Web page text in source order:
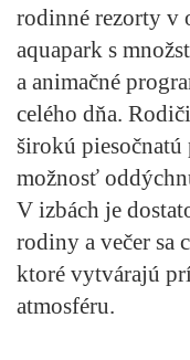
rodinné rezorty v
aquapark s
a animačné
celého dňa.
širokú piesočnatú
možnosť
V izbách je
rodiny a večer sa
ktoré vytvárajú
atmosféru.